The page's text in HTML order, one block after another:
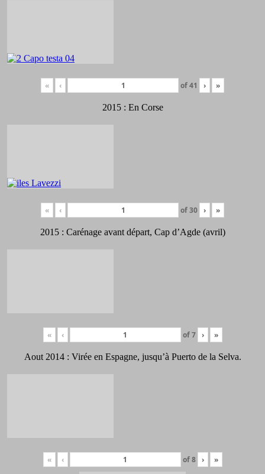
« ‹ of41 › »
2015 : En Corse
« ‹ of30 › »
2015 : Carénage avant départ, Cap d’Agde (avril)
« ‹ of7 › »
Aout 2014 : Virée en Espagne, jusqu’à Puerto de la Selva.
« ‹ of8 › »